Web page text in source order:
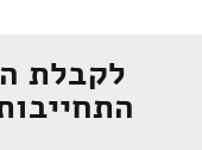
לקבלת